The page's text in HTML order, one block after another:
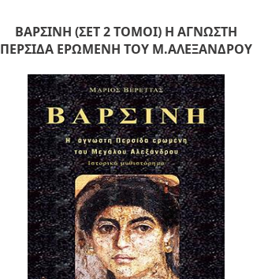
ΒΑΡΣΙΝΗ (ΣΕΤ 2 ΤΟΜΟΙ) Η ΑΓΝΩΣΤΗ
ΠΕΡΣΙΔΑ ΕΡΩΜΕΝΗ ΤΟΥ Μ.ΑΛΕΞΑΝΔΡΟΥ